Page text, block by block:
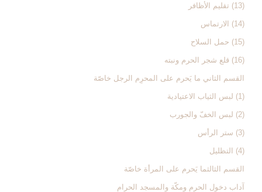
(13) تقليم الأظافر
(14) الارتماس‏
(15) حمل السلاح‏
(16) قلع شجر الحرم ونبته‏
القسم الثاني ‏ما يَحرم على المحرِم الرجل خاصّة
(1) لبس الثياب الاعتيادية
(2) لبس الخفّ والجورب‏
(3) ستر الرأس‏
(4) التظليل‏
القسم الثالث‏ما يَحرم على المرأة خاصّة
آداب دخول الحرم ومكّة والمسجد الحرام‏